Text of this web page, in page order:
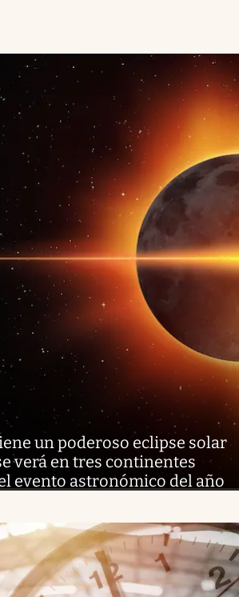
un poderoso eclipse solar
verá en tres continentes
evento astronómico del año